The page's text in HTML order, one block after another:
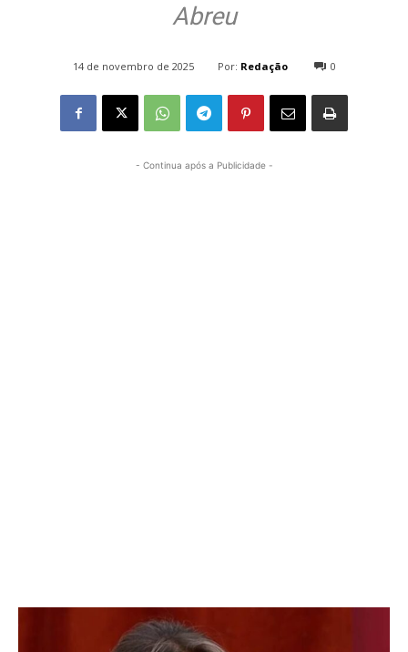
Abreu
14 de novembro de 2025 Por: Redação 0
- Continua após a Publicidade -